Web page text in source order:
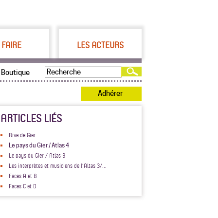
LES ACTEURS
Boutique
Adhérer
ARTICLES LIÉS
Rive de Gier
Le pays du Gier / Atlas 4
Le pays du Gier / Atlas 3
Les interprètes et musiciens de l’Altas 3/...
Faces A et B
Faces C et D